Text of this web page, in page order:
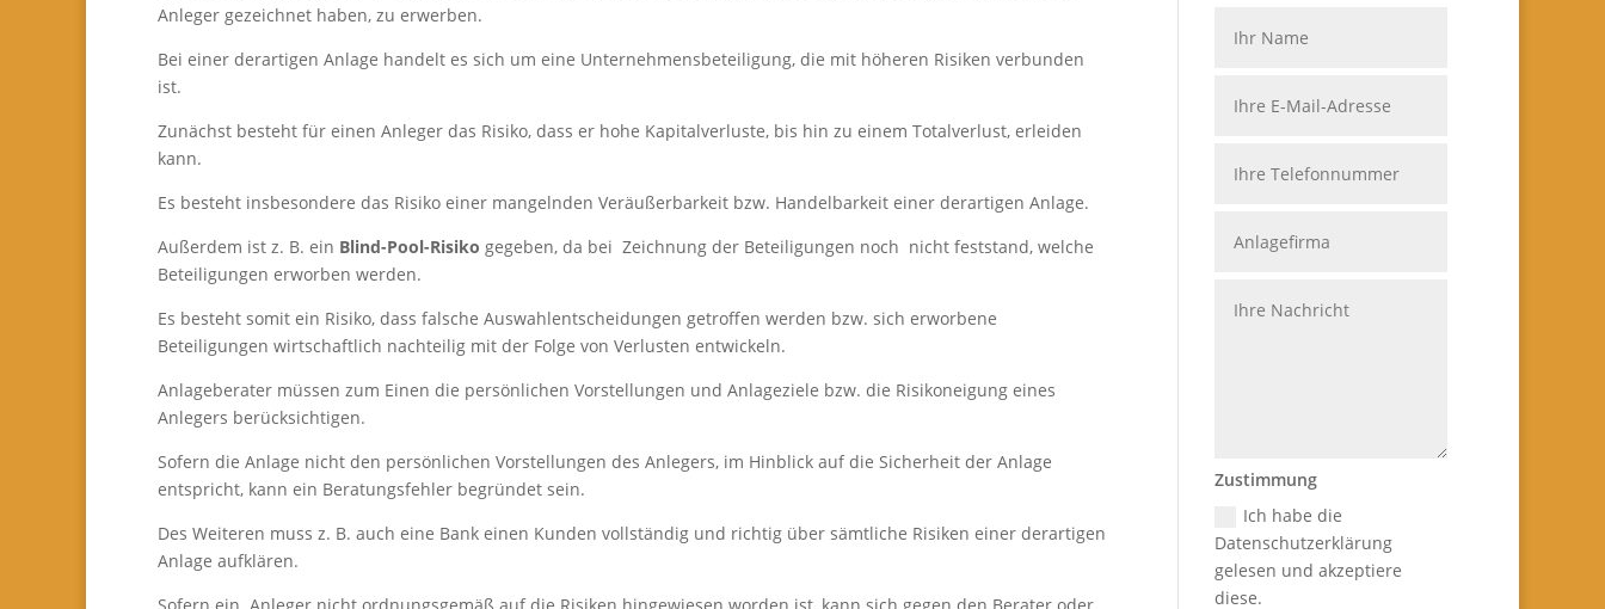
Anleger gezeichnet haben, zu erwerben.
Bei einer derartigen Anlage handelt es sich um eine Unternehmensbeteiligung, die mit höheren Risiken verbunden
ist.
Zunächst besteht für einen Anleger das Risiko, dass er hohe Kapitalverluste, bis hin zu einem Totalverlust, erleiden
kann.
Es besteht insbesondere das Risiko einer mangelnden Veräußerbarkeit bzw. Handelbarkeit einer derartigen Anlage.
Außerdem ist z. B. ein Blind-Pool-Risiko gegeben, da bei Zeichnung der Beteiligungen noch nicht feststand, welche
Beteiligungen erworben werden.
Es besteht somit ein Risiko, dass falsche Auswahlentscheidungen getroffen werden bzw. sich erworbene
Beteiligungen wirtschaftlich nachteilig mit der Folge von Verlusten entwickeln.
Anlageberater müssen zum Einen die persönlichen Vorstellungen und Anlageziele bzw. die Risikoneigung eines
Anlegers berücksichtigen.
Sofern die Anlage nicht den persönlichen Vorstellungen des Anlegers, im Hinblick auf die Sicherheit der Anlage
entspricht, kann ein Beratungsfehler begründet sein.
Des Weiteren muss z. B. auch eine Bank einen Kunden vollständig und richtig über sämtliche Risiken einer derartigen
Anlage aufklären.
Zustimmung
Ich habe die
Datenschutzerklärung
gelesen und akzeptiere
diese.